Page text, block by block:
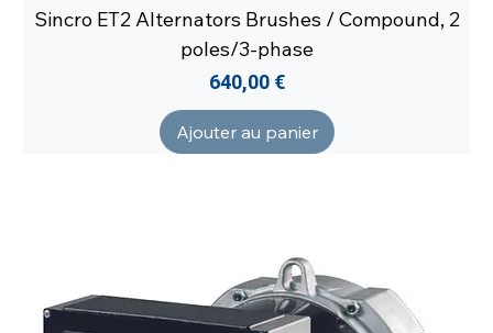
Sincro ET2 Alternators Brushes / Compound, 2
poles/3-phase
Prix
640,00 €
Ajouter au panier